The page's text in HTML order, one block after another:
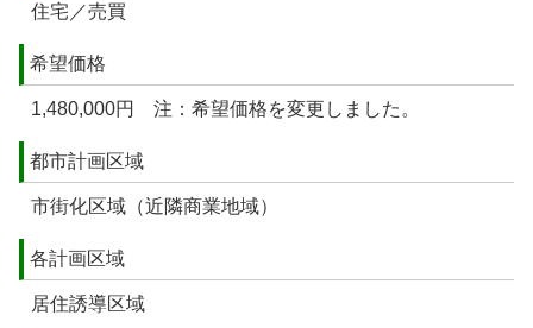
住宅／売買
希望価格
1,480,000円 注：希望価格を変更しました。
都市計画区域
市街化区域（近隣商業地域）
各計画区域
居住誘導区域